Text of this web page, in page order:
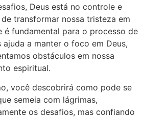
Deus está no controle e
transformar nossa tristeza em
é fundamental para o processo de
a manter o foco em Deus,
obstáculos em nossa
espiritual.
você descobrirá como pode se
semeia com lágrimas,
os desafios, mas confiando